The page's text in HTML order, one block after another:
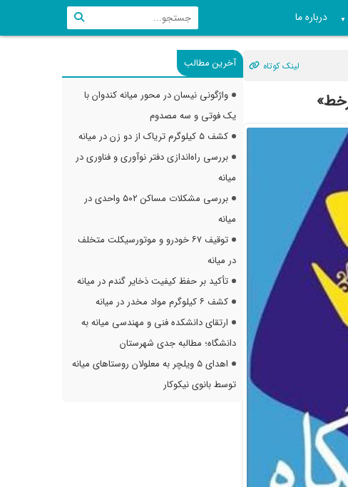
▼ درباره ما
لینک کوتاه آخرین مطالب
واژگونی نیسان در محور میانه کندوان با
یک فوتی و سه مصدوم
کشف ۵ کیلوگرم تریاک از دو زن در میانه
بررسی راه‌اندازی دفتر نوآوری و فناوری در
میانه
بررسی مشکلات مساکن ۵۰۲ واحدی در
میانه
توقیف ۶۷ خودرو و موتورسیکلت متخلف
در میانه
تأکید بر حفظ کیفیت ذخایر گندم در میانه
کشف ۶ کیلوگرم مواد مخدر در میانه
ارتقای دانشکده فنی و مهندسی میانه به
دانشگاه؛ مطالبه جدی شهرستان
اهدای ۵ ویلچر به معلولان روستاهای میانه
توسط بانوی نیکوکار